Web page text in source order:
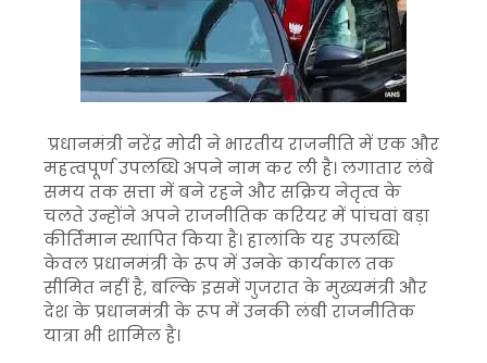
प्रधानमंत्री नरेंद्र मोदी ने भारतीय राजनीति में एक और
महत्वपूर्ण उपलब्धि अपने नाम कर ली है। लगातार लंबे
समय तक सत्ता में बने रहने और सक्रिय नेतृत्व के
चलते उन्होंने अपने राजनीतिक करियर में पांचवां बड़ा
कीर्तिमान स्थापित किया है। हालांकि यह उपलब्धि
केवल प्रधानमंत्री के रूप में उनके कार्यकाल तक
सीमित नहीं है, बल्कि इसमें गुजरात के मुख्यमंत्री और
देश के प्रधानमंत्री के रूप में उनकी लंबी राजनीतिक
यात्रा भी शामिल है।